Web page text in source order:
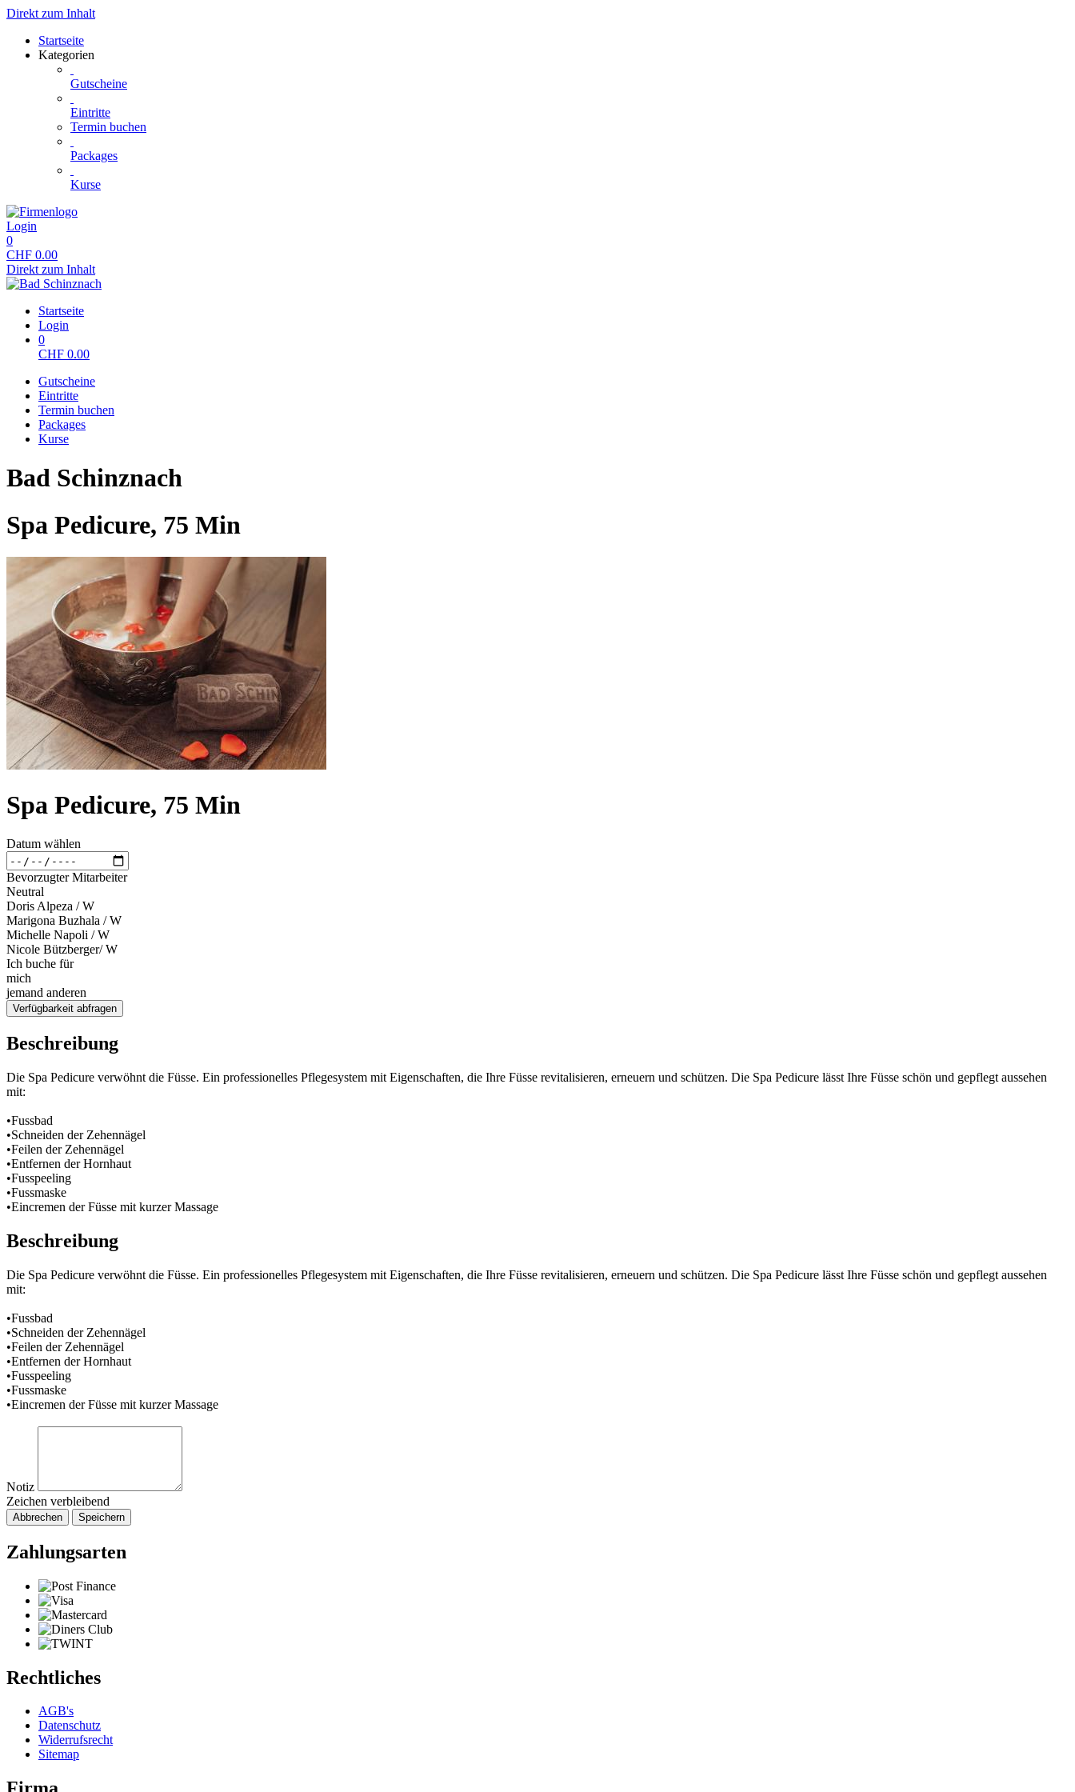
Direkt zum Inhalt
Startseite
Kategorien
Gutscheine
Eintritte
Termin buchen
Packages
Kurse
Login
0
CHF 0.00
Direkt zum Inhalt
Startseite
Login
0
CHF 0.00
Gutscheine
Eintritte
Termin buchen
Packages
Kurse
Bad Schinznach
Spa Pedicure, 75 Min
Spa Pedicure, 75 Min
Datum wählen
Bevorzugter Mitarbeiter
Neutral
Doris Alpeza / W
Marigona Buzhala / W
Michelle Napoli / W
Nicole Bützberger/ W
Ich buche für
mich
jemand anderen
Verfügbarkeit abfragen
Beschreibung
Die Spa Pedicure verwöhnt die Füsse. Ein professionelles Pflegesystem mit Eigenschaften, die Ihre Füsse revitalisieren, erneuern und schützen. Die Spa Pedicure lässt Ihre Füsse schön und gepflegt aussehen
mit:
•Fussbad
•Schneiden der Zehennägel
•Feilen der Zehennägel
•Entfernen der Hornhaut
•Fusspeeling
•Fussmaske
•Eincremen der Füsse mit kurzer Massage
Beschreibung
Die Spa Pedicure verwöhnt die Füsse. Ein professionelles Pflegesystem mit Eigenschaften, die Ihre Füsse revitalisieren, erneuern und schützen. Die Spa Pedicure lässt Ihre Füsse schön und gepflegt aussehen
mit:
•Fussbad
•Schneiden der Zehennägel
•Feilen der Zehennägel
•Entfernen der Hornhaut
•Fusspeeling
•Fussmaske
•Eincremen der Füsse mit kurzer Massage
Notiz
Zeichen verbleibend
Abbrechen Speichern
Zahlungsarten
Rechtliches
AGB's
Datenschutz
Widerrufsrecht
Sitemap